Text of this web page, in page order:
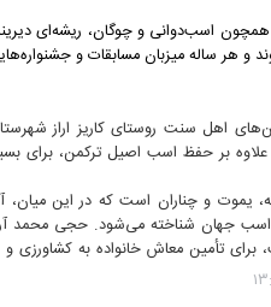
اسب‌دوانی و چوگان، ریشه‌ای
و هر ساله میزبان مسابقات و
علاوه بر حفظ اسب اصیل ترکمن، برای
یموت و چناران است که در این میان،
جهان شناخته می‌شود. حجی محمد
تأمین معاش خانواده به کشاورزی